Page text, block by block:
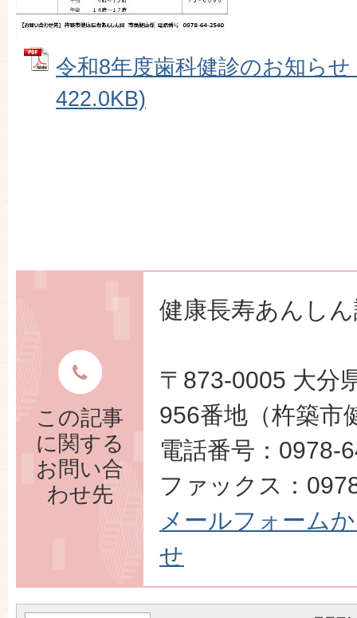
令和8年度歯科健診のお知ら
422.0KB)
この記事
に関する
お問い合
わせ先
健康長寿あんし
〒873-0005 大分
956番地（杵築市
電話番号：0978-
ファックス：
メールフォーム
せ